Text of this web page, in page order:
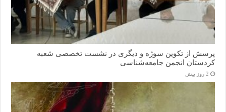
پرسش از تکوین سوژه و دیگری در نشست تخصصی شعبه
کردستان انجمن جامعه‌شناسی
2 روز پیش